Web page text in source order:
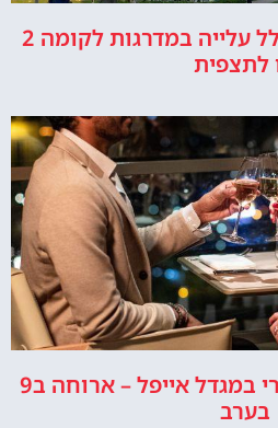
סיור במגדל אייפל כולל עלייה במדרגות לקומה 2
לתצפית
מסעדת מאדם בראסרי במגדל אייפל – ארוחה ב9
בערב